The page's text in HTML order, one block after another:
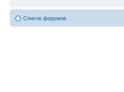
Список форумов